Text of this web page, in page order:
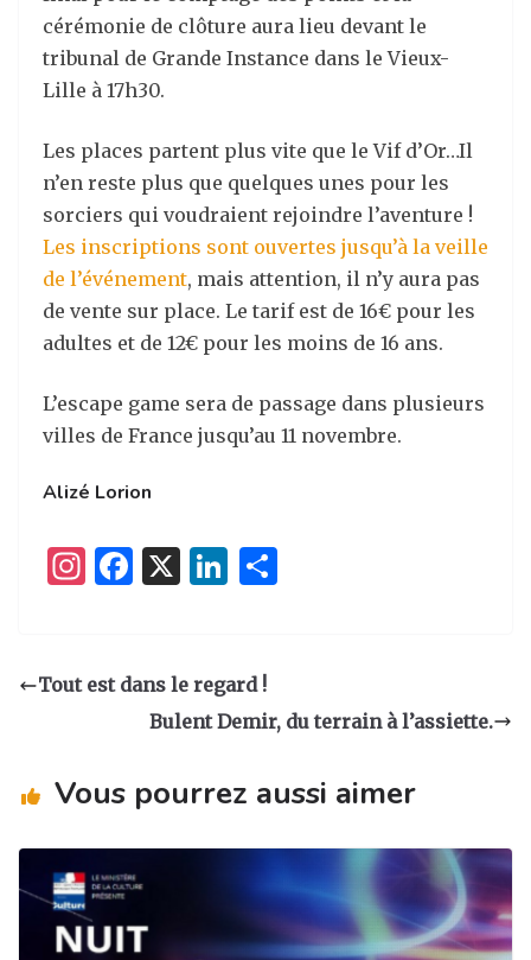
cérémonie de clôture aura lieu devant le
tribunal de Grande Instance dans le Vieux-
Lille à 17h30.
Les places partent plus vite que le Vif d’Or…Il
n’en reste plus que quelques unes pour les
sorciers qui voudraient rejoindre l’aventure !
Les inscriptions sont ouvertes jusqu’à la veille
de l’événement, mais attention, il n’y aura pas
de vente sur place. Le tarif est de 16€ pour les
adultes et de 12€ pour les moins de 16 ans.
L’escape game sera de passage dans plusieurs
villes de France jusqu’au 11 novembre.
Alizé Lorion
I
a
m
F
e
b
o
X
Li
e
dI er
Tout est dans le regard !
Bulent Demir, du terrain à l’assiette.
Vous pourrez aussi aimer